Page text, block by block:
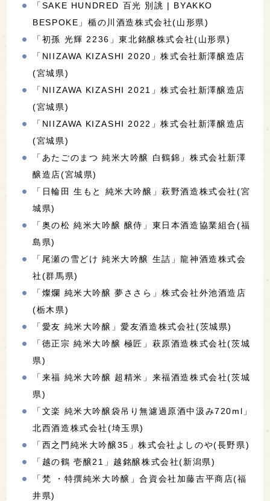
「SAKE HUNDRED 百光 別誂 | BYAKKO
BESPOKE」楯の川酒造株式会社(山形県)
「初孫 光輝 2236」東北銘醸株式会社(山形県)
「NIIZAWA KIZASHI 2020」株式会社新澤醸造店
(宮城県)
「NIIZAWA KIZASHI 2021」株式会社新澤醸造店
(宮城県)
「NIIZAWA KIZASHI 2022」株式会社新澤醸造店
(宮城県)
「あたごのまつ 純米大吟醸 白鶴錦」株式会社新澤
醸造店(宮城県)
「日輪田 生もと 純米大吟醸」萩野酒造株式会社(宮
城県)
「奥の松 純米大吟醸 醸侍」東日本酒造協業組合(福
島県)
「尾瀬の雪どけ 純米大吟醸 生詰」龍神酒造株式会
社(群馬県)
「燦爛 純米大吟醸 夢ささら」株式会社外池酒造店
(栃木県)
「愛友 純米大吟醸」愛友酒造株式会社(茨城県)
「徳正宗 純米大吟醸 極匠」萩原酒造株式会社(茨城
県)
「来福 純米大吟醸 超精米」来福酒造株式会社(茨城
県)
「文楽 純米大吟醸袋吊り無濾過原酒中汲み720ml」
北西酒造株式会社(埼玉県)
「西之門純米大吟醸35」株式会社よしのや(長野県)
「越の鶴 壱醸21」越銘醸株式会社(新潟県)
「梵 ・特撰純米大吟醸」合資会社加藤吉平商店(福
井県)